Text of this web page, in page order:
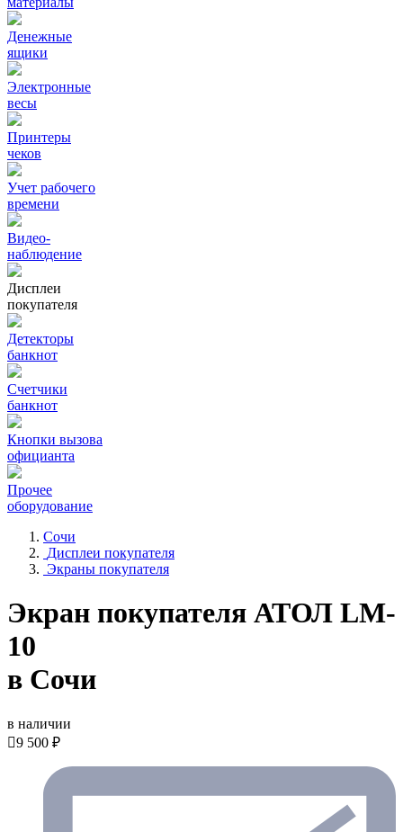
Денежные
ящики
Электронные
весы
Принтеры
чеков
Учет рабочего
времени
Видео‑
наблюдение
Дисплеи
покупателя
Детекторы
банкнот
Счетчики
банкнот
Кнопки вызова
официанта
Прочее
оборудование
Сочи
Дисплеи покупателя
Экраны покупателя
Экран покупателя АТОЛ LM-
10
в Сочи
в наличии
9 500 ₽